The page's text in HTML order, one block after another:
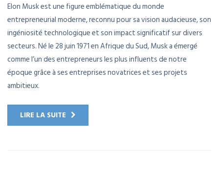
Elon Musk est une figure emblématique du monde
entrepreneurial moderne, reconnu pour sa vision audacieuse, son
ingéniosité technologique et son impact significatif sur divers
secteurs. Né le 28 juin 1971 en Afrique du Sud, Musk a émergé
comme l’un des entrepreneurs les plus influents de notre
époque grâce à ses entreprises novatrices et ses projets
ambitieux.
LIRE LA SUITE